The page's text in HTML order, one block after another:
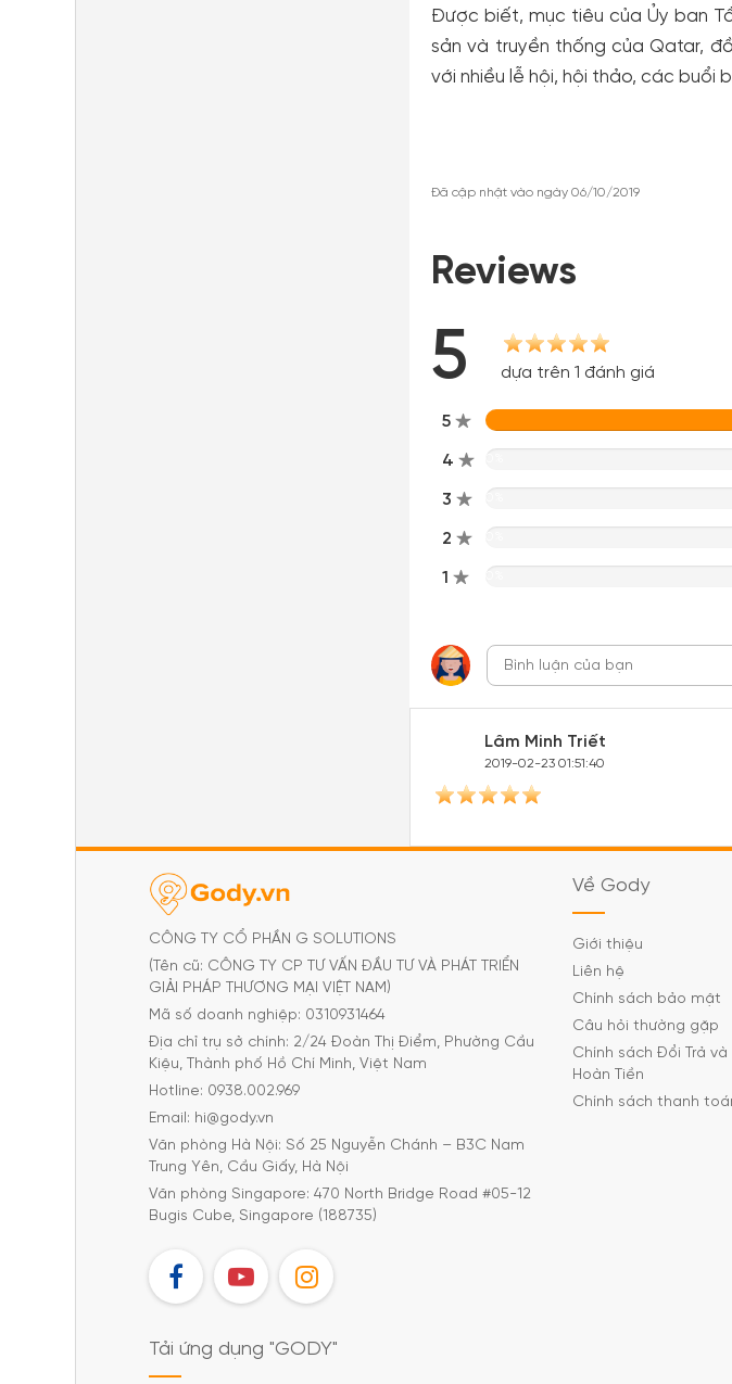
Được biết, mục tiêu của Ủy ban
sản và truyền thống của Qatar,
với nhiều lễ hội, hội thảo, các buổi
Đã cập nhật vào ngày 06/10/2019
Reviews
5 dựa trên 1 đánh giá
5
4
3
2
1
Lâm Minh Triết
2019-02-23 01:51:40
CÔNG TY CỔ PHẦN G SOLUTIONS
(Tên cũ: CÔNG TY CP TƯ VẤN ĐẦU TƯ VÀ PHÁT TRIỂN
GIẢI PHÁP THƯƠNG MẠI VIỆT NAM)
Mã số doanh nghiệp: 0310931464
Địa chỉ trụ sở chính: 2/24 Đoàn Thị Điểm, Phường Cầu
Kiệu, Thành phố Hồ Chí Minh, Việt Nam
Hotline: 0938.002.969
Email: hi@gody.vn
Văn phòng Hà Nội: Số 25 Nguyễn Chánh – B3C Nam
Trung Yên, Cầu Giấy, Hà Nội
Văn phòng Singapore: 470 North Bridge Road #05-12
Bugis Cube, Singapore (188735)
FB YT IG
Về Gody
Giới thiệu
Liên hệ
Chính sách bảo mật
Câu hỏi thường gặp
Chính sách Đổi Trả và
Hoàn Tiền
Chính sách thanh
Tải ứng dụng "GODY"